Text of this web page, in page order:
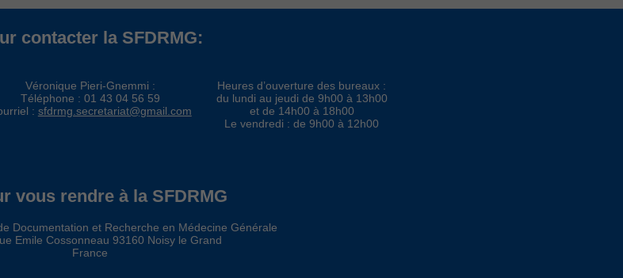
contacter la SFDRMG:
Véronique Pieri-Gnemmi :
Téléphone : 01 43 04 56 59
: sfdrmg.secretariat@gmail.com
Heures d’ouverture des bureaux :
du lundi au jeudi de 9h00 à 13h00
et de 14h00 à 18h00
Le vendredi : de 9h00 à 12h00
vous rendre à la SFDRMG
Documentation et Recherche en Médecine Générale
Emile Cossonneau 93160 Noisy le Grand
France